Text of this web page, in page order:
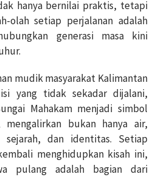
hanya bernilai praktis, tetapi
olah setiap perjalanan adalah
generasi masa kini
mudik masyarakat Kalimantan
yang tidak sekadar dijalani,
Mahakam menjadi simbol
mengalirkan bukan hanya air,
dan identitas. Setiap
menghidupkan kisah ini,
pulang adalah bagian dari